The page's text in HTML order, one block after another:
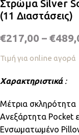
Στρώμα Silver
(11 Διαστάσεις)
€217,00 – €
Τιμή για online αγορά
Χαρακτηριστικά :
Μέτρια σκληρότητα
Ανεξάρτητα Pocket
Ενσωματωμένο